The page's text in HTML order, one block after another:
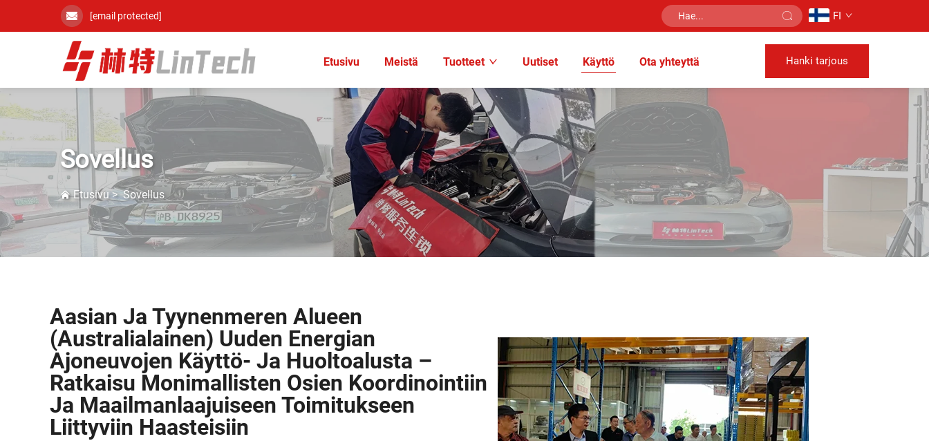
[email protected] FI
Etusivu Meistä Tuotteet Uutiset Käyttö Ota yhteyttä Hanki tarjous
Sovellus
Etusivu>Sovellus
Aasian Ja Tyynenmeren Alueen
(australialainen) Uuden Energian
Ajoneuvojen Käyttö- Ja Huoltoalusta –
Ratkaisu Monimallisten Osien Koordinointiin
Ja Maailmanlaajuiseen Toimitukseen
Liittyviin Haasteisiin